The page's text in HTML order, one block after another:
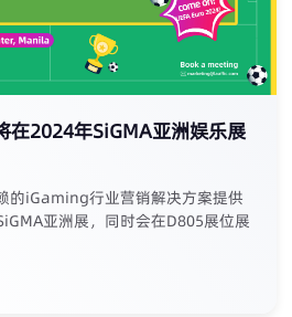
在2024年SiGMA亚洲娱乐展
的iGaming行业营销解决方案提供
亚洲展，同时会在D805展位展